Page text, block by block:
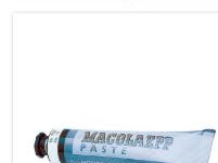
Aufbauschneide und
Erhöhung der